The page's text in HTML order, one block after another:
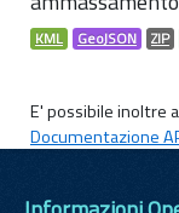
KML GeoJSON ZIP
E' possibile inoltre
Documentazione